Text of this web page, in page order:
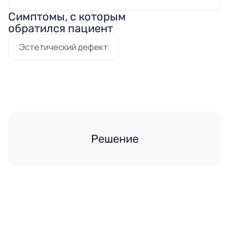
Симптомы, с которым
обратился пациент
Эстетический дефект
Решение